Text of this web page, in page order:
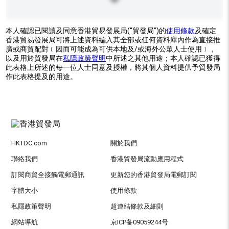
本人確認已閱讀及同意香港貿易發展局(“貿發局”)的使用條款及確定
香港貿易發展局可將上述資料編入其全部或任何資料庫內作為直接推
廣或商貿配對﹝因而可能成為可供本地及/或海外公眾人士使用﹞，
以及用於貿發局在私隱政策聲明中所述之其他用途；本人確認已獲得
此表格上所述的每一位人士同意及授權，將其個人資料提供予貿發局
作此表格提及的用途。
HKTDC.com 關於我們
聯絡我們 香港貿發局流動應用程式
訂閱商貿全接觸電郵通訊 更新您的香港貿發局電郵訂閱
字體大小 使用條款
私隱政策聲明 超連結條款及細則
網站導航 京ICP备09059244号